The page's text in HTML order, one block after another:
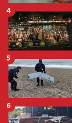
4
5
6